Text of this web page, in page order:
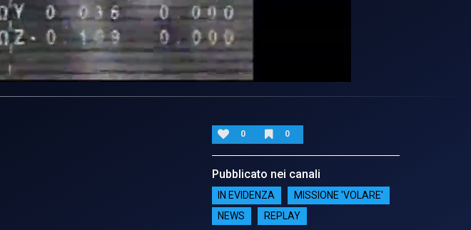
0 0
Pubblicato nei canali
IN EVIDENZA
MISSIONE 'VOLARE'
NEWS
REPLAY